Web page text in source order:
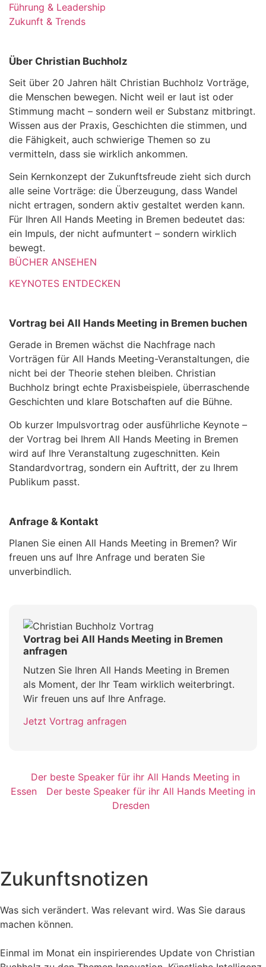
Führung & Leadership
Zukunft & Trends
Über Christian Buchholz
Seit über 20 Jahren hält Christian Buchholz Vorträge,
die Menschen bewegen. Nicht weil er laut ist oder
Stimmung macht – sondern weil er Substanz mitbringt.
Wissen aus der Praxis, Geschichten die stimmen, und
die Fähigkeit, auch schwierige Themen so zu
vermitteln, dass sie wirklich ankommen.
Sein Kernkonzept der Zukunftsfreude zieht sich durch
alle seine Vorträge: die Überzeugung, dass Wandel
nicht ertragen, sondern aktiv gestaltet werden kann.
Für Ihren All Hands Meeting in Bremen bedeutet das:
ein Impuls, der nicht aufmuntert – sondern wirklich
bewegt.
BÜCHER ANSEHEN
KEYNOTES ENTDECKEN
Vortrag bei All Hands Meeting in Bremen buchen
Gerade in Bremen wächst die Nachfrage nach
Vorträgen für All Hands Meeting-Veranstaltungen, die
nicht bei der Theorie stehen bleiben. Christian
Buchholz bringt echte Praxisbeispiele, überraschende
Geschichten und klare Botschaften auf die Bühne.
Ob kurzer Impulsvortrag oder ausführliche Keynote –
der Vortrag bei Ihrem All Hands Meeting in Bremen
wird auf Ihre Veranstaltung zugeschnitten. Kein
Standardvortrag, sondern ein Auftritt, der zu Ihrem
Publikum passt.
Anfrage & Kontakt
Planen Sie einen All Hands Meeting in Bremen? Wir
freuen uns auf Ihre Anfrage und beraten Sie
unverbindlich.
Vortrag bei All Hands Meeting in Bremen
anfragen
Nutzen Sie Ihren All Hands Meeting in Bremen
als Moment, der Ihr Team wirklich weiterbringt.
Wir freuen uns auf Ihre Anfrage.
Jetzt Vortrag anfragen
Der beste Speaker für ihr All Hands Meeting in
Essen
Der beste Speaker für ihr All Hands Meeting in
Dresden
Zukunftsnotizen
Was sich verändert. Was relevant wird. Was Sie daraus
machen können.
Einmal im Monat ein inspirierendes Update von Christian